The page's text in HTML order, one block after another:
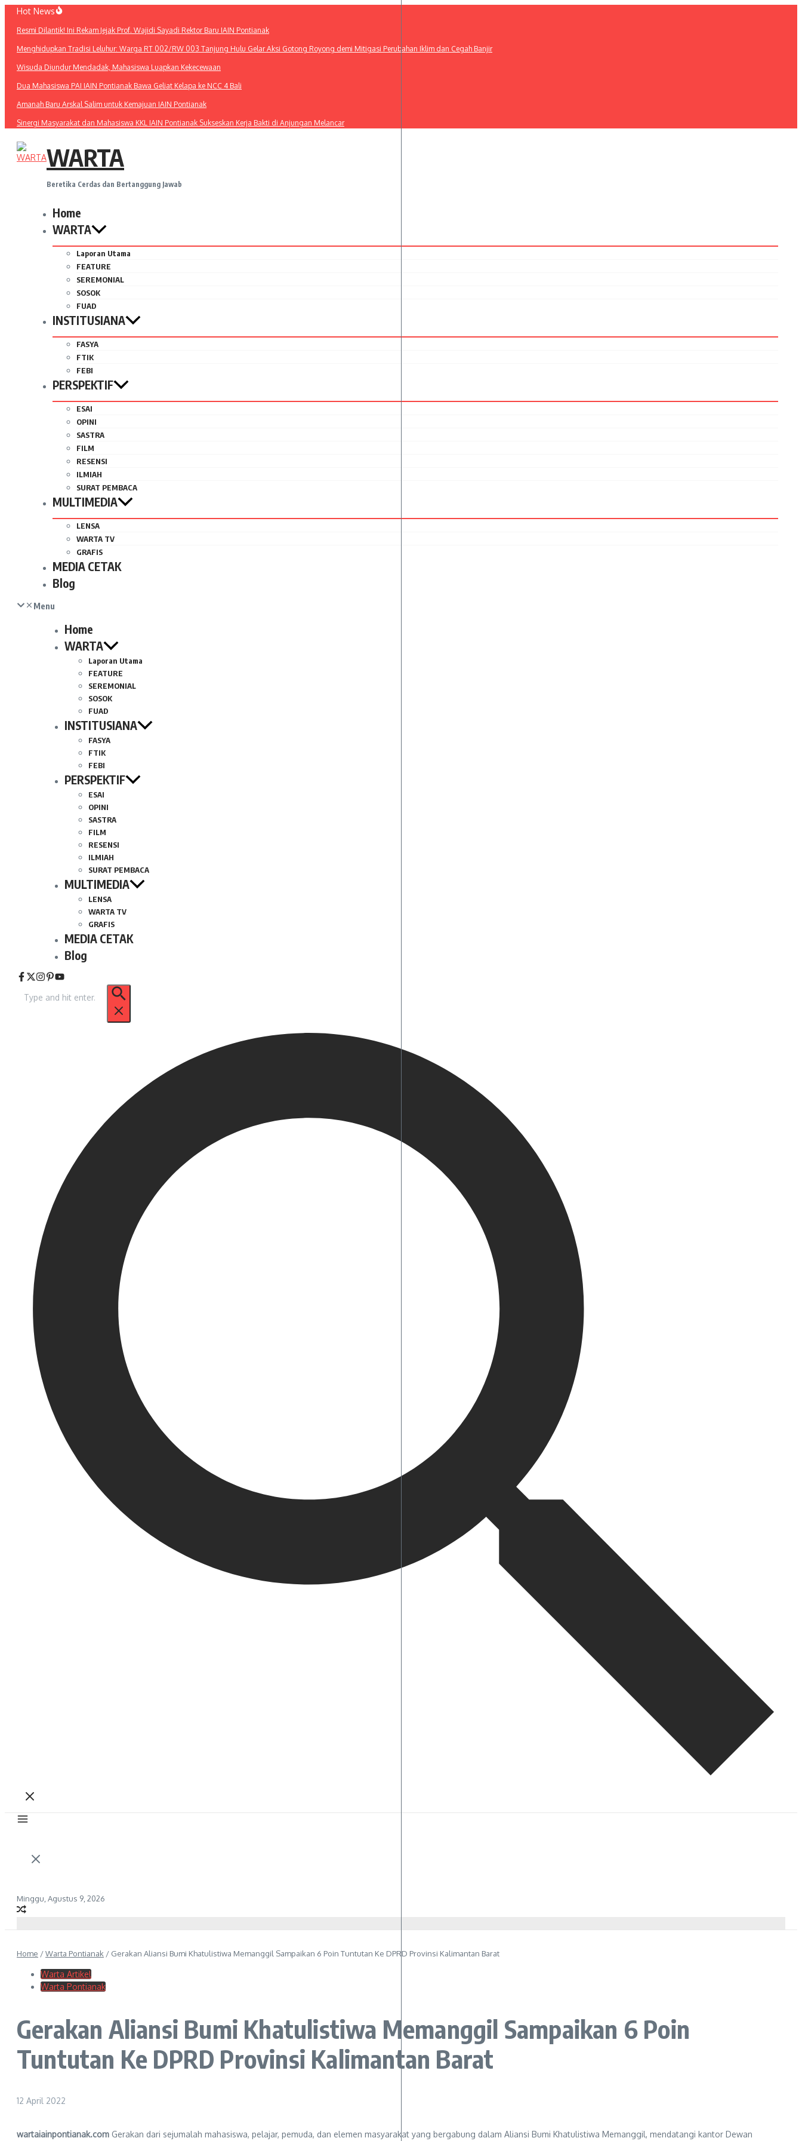
Lewati
konten
Hot News
Resmi Dilantik! Ini Rekam Jejak Prof. Wajidi Sayadi Rektor Baru IAIN Pontianak
Menghidupkan Tradisi Leluhur: Warga RT 002/RW 003 Tanjung Hulu Gelar Aksi Gotong Royong demi Mitigasi Perubahan Iklim dan Cegah Banjir
Wisuda Diundur Mendadak, Mahasiswa Luapkan Kekecewaan
Dua Mahasiswa PAI IAIN Pontianak Bawa Geliat Kelapa ke NCC 4 Bali
Amanah Baru Arskal Salim untuk Kemajuan IAIN Pontianak
Sinergi Masyarakat dan Mahasiswa KKL IAIN Pontianak Sukseskan Kerja Bakti di Anjungan Melancar
WARTA
Beretika Cerdas dan Bertanggung Jawab
Home
WARTA
Laporan Utama
FEATURE
SEREMONIAL
SOSOK
FUAD
INSTITUSIANA
FASYA
FTIK
FEBI
PERSPEKTIF
ESAI
OPINI
SASTRA
FILM
RESENSI
ILMIAH
SURAT PEMBACA
MULTIMEDIA
LENSA
WARTA TV
GRAFIS
MEDIA CETAK
Blog
Menu
Home
WARTA
Laporan Utama
FEATURE
SEREMONIAL
SOSOK
FUAD
INSTITUSIANA
FASYA
FTIK
FEBI
PERSPEKTIF
ESAI
OPINI
SASTRA
FILM
RESENSI
ILMIAH
SURAT PEMBACA
MULTIMEDIA
LENSA
WARTA TV
GRAFIS
MEDIA CETAK
Blog
untuk:
Minggu, Agustus 9, 2026
Home /Warta Pontianak / Gerakan Aliansi Bumi Khatulistiwa Memanggil Sampaikan 6 Poin Tuntutan Ke DPRD Provinsi Kalimantan Barat
Warta Artikel
Warta Pontianak
Gerakan Aliansi Bumi Khatulistiwa Memanggil Sampaikan 6 Poin
Tuntutan Ke DPRD Provinsi Kalimantan Barat
12 April 2022
wartaiainpontianak.com Gerakan dari sejumalah mahasiswa, pelajar, pemuda, dan elemen masyarakat yang bergabung dalam Aliansi Bumi Khatulistiwa Memanggil, mendatangi kantor Dewan